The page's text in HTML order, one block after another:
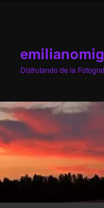
Disfrutando de la